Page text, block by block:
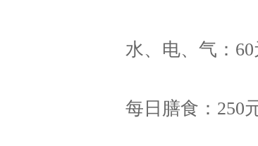
水、电、气：60
每日膳食：250